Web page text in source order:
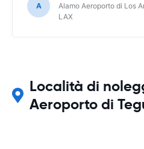
A
Alamo Aeroporto di Los
LAX
Località di
Aeroporto di